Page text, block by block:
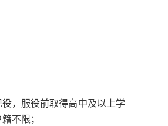
，服役前取得高中及以上学
不限；